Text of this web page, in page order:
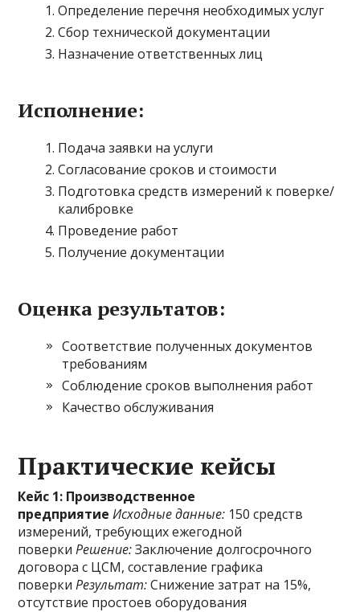
Определение перечня необходимых услуг
Сбор технической документации
Назначение ответственных лиц
Исполнение:
Подача заявки на услуги
Согласование сроков и стоимости
Подготовка средств измерений к поверке/
калибровке
Проведение работ
Получение документации
Оценка результатов:
Соответствие полученных документов
требованиям
Соблюдение сроков выполнения работ
Качество обслуживания
Практические кейсы
Кейс 1: Производственное
предприятие Исходные данные: 150 средств
измерений, требующих ежегодной
поверкиРешение:Заключение долгосрочного
договора с ЦСМ, составление графика
поверкиРезультат:Снижение затрат на 15%,
отсутствие простоев оборудования